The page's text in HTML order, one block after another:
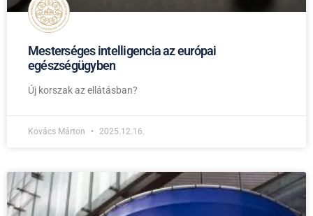
Mesterséges intelligencia az európai
egészségügyben
Új korszak az ellátásban?
Kovács Márton 2025.12.16.